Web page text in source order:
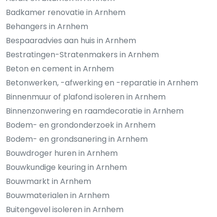
Badkamer renovatie in Arnhem
Behangers in Arnhem
Bespaaradvies aan huis in Arnhem
Bestratingen-Stratenmakers in Arnhem
Beton en cement in Arnhem
Betonwerken, -afwerking en -reparatie in Arnhem
Binnenmuur of plafond isoleren in Arnhem
Binnenzonwering en raamdecoratie in Arnhem
Bodem- en grondonderzoek in Arnhem
Bodem- en grondsanering in Arnhem
Bouwdroger huren in Arnhem
Bouwkundige keuring in Arnhem
Bouwmarkt in Arnhem
Bouwmaterialen in Arnhem
Buitengevel isoleren in Arnhem